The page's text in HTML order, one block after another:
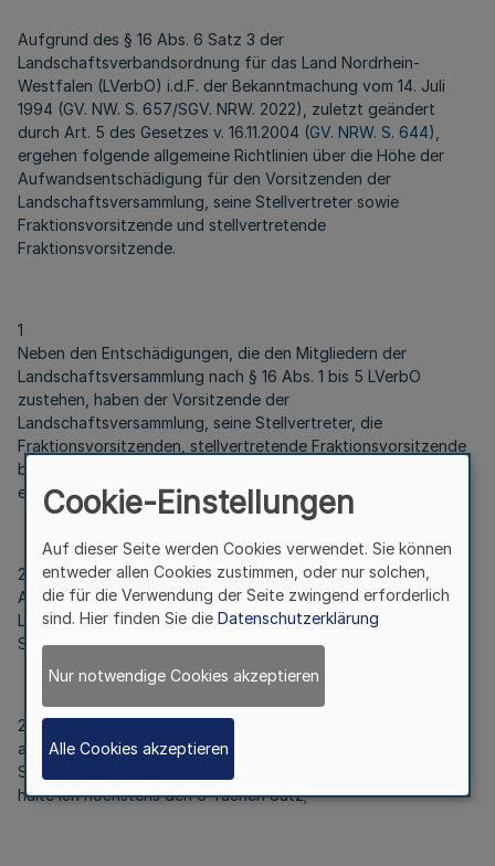
Aufgrund des § 16 Abs. 6 Satz 3 der
Landschaftsverbandsordnung für das Land Nordrhein-
Westfalen (LVerbO) i.d.F. der Bekanntmachung vom 14. Juli
1994 (GV. NW. S. 657/SGV. NRW. 2022), zuletzt geändert
durch Art. 5 des Gesetzes v. 16.11.2004 (GV. NRW. S. 644),
ergehen folgende allgemeine Richtlinien über die Höhe der
Aufwandsentschädigung für den Vorsitzenden der
Landschaftsversammlung, seine Stellvertreter sowie
Fraktionsvorsitzende und stellvertretende
Fraktionsvorsitzende.
1
Neben den Entschädigungen, die den Mitgliedern der
Landschaftsversammlung nach § 16 Abs. 1 bis 5 LVerbO
zustehen, haben der Vorsitzende der
Landschaftsversammlung, seine Stellvertreter, die
Fraktionsvorsitzenden, stellvertretende Fraktionsvorsitzende
bzw. ein geschäftsführendes Fraktionsmitglied Anspruch auf
eine Aufwandsentschädigung nach § 16 Abs. 6 LVerbO.
2.1
Als Aufwandsentschädigung für den Vorsitzenden der
Landschaftsversammlung halte ich höchstens den 9-fachen
Satz;
2.2
als Aufwandsentschädigung für nicht mehr als zwei
Stellvertreter des Vorsitzenden der Landschaftsversammlung
halte ich höchstens den 6-fachen Satz;
Cookie-Einstellungen
Auf dieser Seite werden Cookies verwendet. Sie können
entweder allen Cookies zustimmen, oder nur solchen,
die für die Verwendung der Seite zwingend erforderlich
sind. Hier finden Sie die Datenschutzerklärung
Nur notwendige Cookies akzeptieren
Alle Cookies akzeptieren